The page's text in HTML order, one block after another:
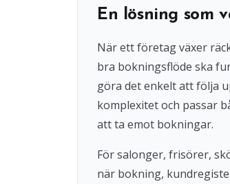
En lösning som
När ett företag växer
bra bokningsflöde ska
göra det enkelt att följa
komplexitet och passar
att ta emot bokningar.
För salonger, frisörer,
när bokning,